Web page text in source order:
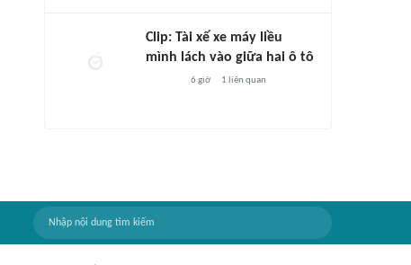
Clip: Tài xế xe máy liều
mình lách vào giữa hai ô tô
6 giờ 1 liên quan